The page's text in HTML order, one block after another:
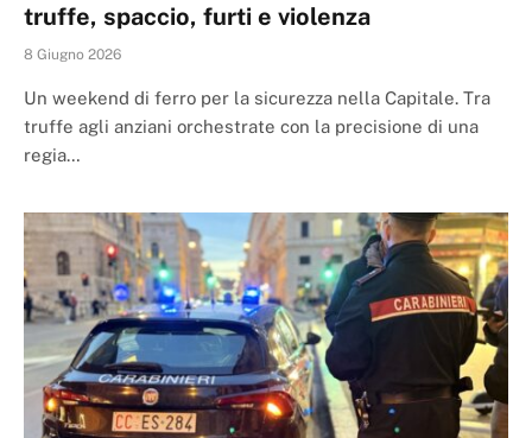
truffe, spaccio, furti e violenza
8 Giugno 2026
Un weekend di ferro per la sicurezza nella Capitale. Tra
truffe agli anziani orchestrate con la precisione di una
regia…